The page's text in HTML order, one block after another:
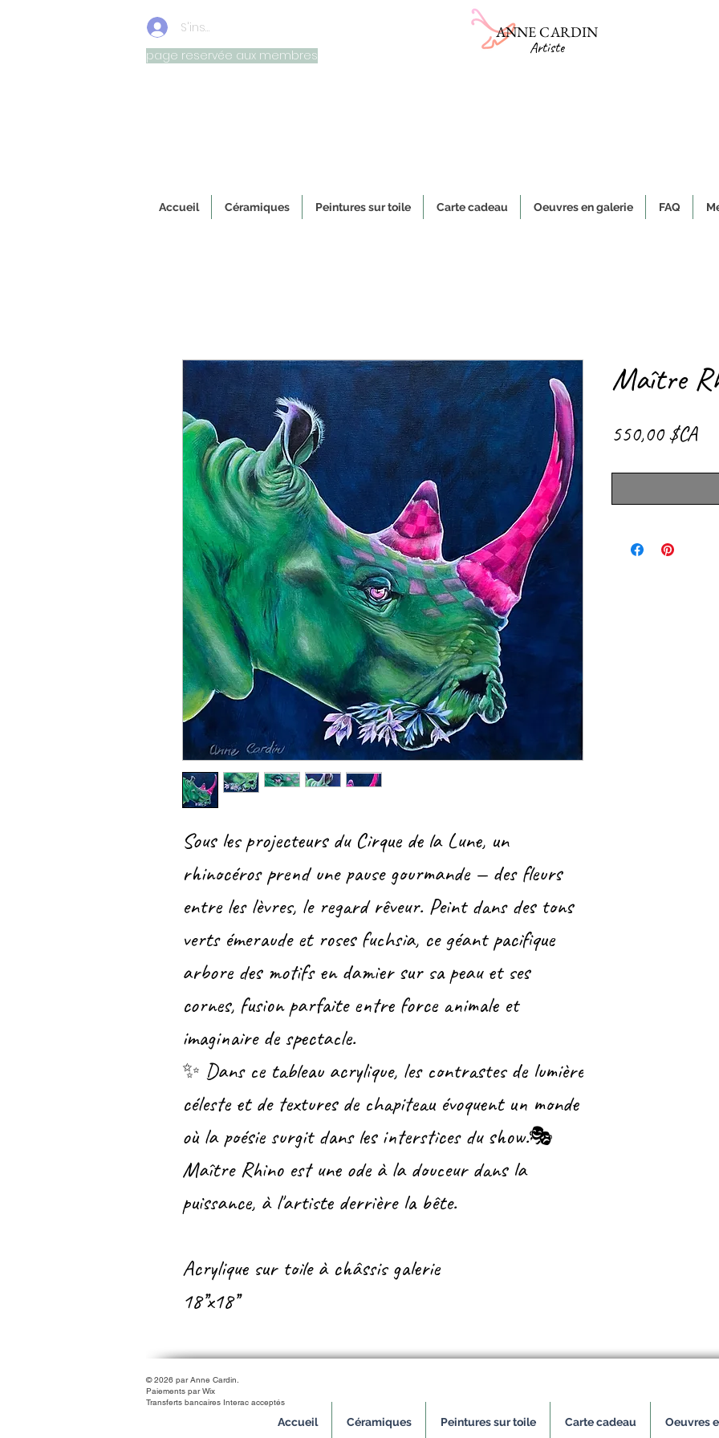
S'inscrire/connexion
page reservée aux membres
ANNE CARDIN
Artiste
Accueil Céramiques Peintures sur toile Carte cadeau Oeuvres en galerie FAQ
Sous les projecteurs du Cirque de la Lune, un
rhinocéros prend une pause gourmande — des fleurs
entre les lèvres, le regard rêveur. Peint dans des tons
verts émeraude et roses fuchsia, ce géant pacifique
arbore des motifs en damier sur sa peau et ses
cornes, fusion parfaite entre force animale et
imaginaire de spectacle.
✨ Dans ce tableau acrylique, les contrastes de lumière
céleste et de textures de chapiteau évoquent un monde
où la poésie surgit dans les interstices du show.🎭
Maître Rhino est une ode à la douceur dans la
puissance, à l'artiste derrière la bête.
Acrylique sur toile à châssis galerie
18’’x18’’
Maître
550,00 $CAPrix
© 2026 par Anne Cardin.
Paiements par Wix
Transferts bancaires Interac acceptés
Accueil Céramiques Peintures sur toile Carte cadeau Oeuvres